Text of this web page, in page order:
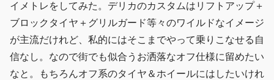
イメトレをしてみた。デリカのカスタムはリフトアップ＋
ブロックタイヤ＋グリルガード等々のワイルドなイメージ
が主流だけれど、私的にはそこまでやって乗りこなせる自
信なし。なので街でも似合うお洒落なオフ仕様に留めたい
なと。もちろんオフ系のタイヤ＆ホイールにはしたいけれ